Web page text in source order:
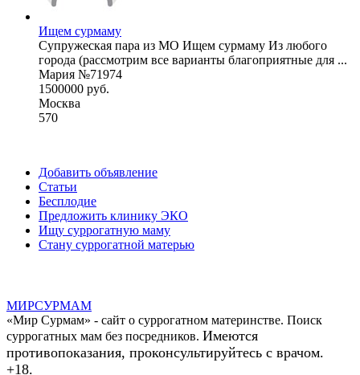
Ищем сурмаму
Супружеская пара из МО Ищем сурмаму Из любого
города (рассмотрим все варианты благоприятные для ...
Мария №71974
1500000 руб.
Москва
570
Добавить объявление
Статьи
Бесплодие
Предложить клинику ЭКО
Ищу суррогатную маму
Стану суррогатной матерью
МИРСУРМАМ
«Мир Сурмам» - сайт о суррогатном материнстве. Поиск
суррогатных мам без посредников. Имеются
противопоказания, проконсультируйтесь с врачом.
+18.